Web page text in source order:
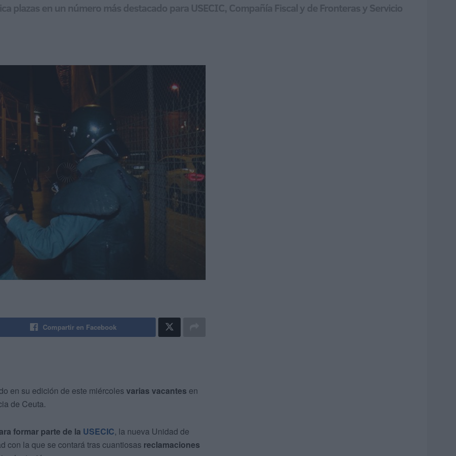
plazas en un número más destacado para USECIC, Compañía Fiscal y de Fronteras y Servicio
Compartir en Facebook
en su edición de este miércoles varias vacantes en
de Ceuta.
formar parte de la USECIC, la nueva Unidad de
con la que se contará tras cuantiosas reclamaciones